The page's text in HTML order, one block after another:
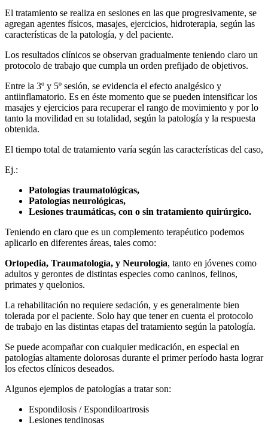
El tratamiento se realiza en sesiones en las que progresivamente, se
agregan agentes físicos, masajes, ejercicios, hidroterapia, según las
características de la patología, y del paciente.
Los resultados clínicos se observan gradualmente teniendo claro un
protocolo de trabajo que cumpla un orden prefijado de objetivos.
Entre la 3º y 5º sesión, se evidencia el efecto analgésico y
antiinflamatorio. Es en éste momento que se pueden intensificar los
masajes y ejercicios para recuperar el rango de movimiento y por lo
tanto la movilidad en su totalidad, según la patología y la respuesta
obtenida.
El tiempo total de tratamiento varía según las características del caso,
Ej.:
Patologías traumatológicas,
Patologías neurológicas,
Lesiones traumáticas, con o sin tratamiento quirúrgico.
Teniendo en claro que es un complemento terapéutico podemos
aplicarlo en diferentes áreas, tales como:
Ortopedia, Traumatología, y Neurología, tanto en jóvenes como
adultos y gerontes de distintas especies como caninos, felinos,
primates y quelonios.
La rehabilitación no requiere sedación, y es generalmente bien
tolerada por el paciente. Solo hay que tener en cuenta el protocolo
de trabajo en las distintas etapas del tratamiento según la patología.
Se puede acompañar con cualquier medicación, en especial en
patologías altamente dolorosas durante el primer período hasta lograr
los efectos clínicos deseados.
Algunos ejemplos de patologías a tratar son:
Espondilosis / Espondiloartrosis
Lesiones tendinosas